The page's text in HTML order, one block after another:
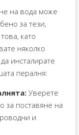
на вода може
за тези,
като
няколко
инсталирате
пералня:
Уверете
за поставяне на
и